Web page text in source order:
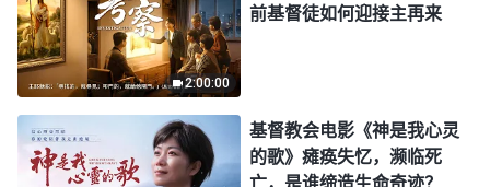
2:00:00
前基督徒如何迎接主再来
基督教会电影《神是我心灵
的歌》瘫痪失忆，濒临死
亡，是谁缔造生命奇迹？